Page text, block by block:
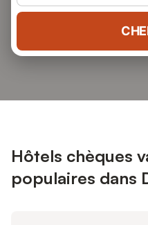
Hôtels chèques
populaires dans